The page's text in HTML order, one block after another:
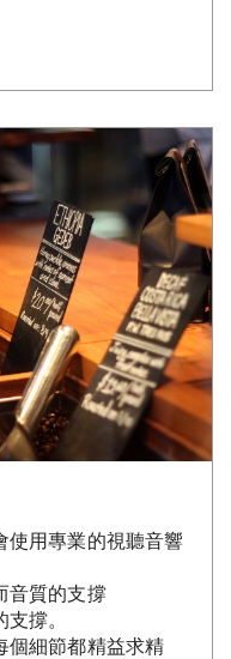
用專業的視聽音響
音質的支撐
撐。
個細節都精益求精